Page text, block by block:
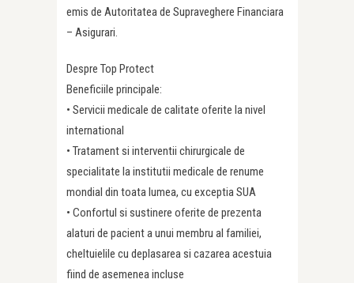
emis de Autoritatea de Supraveghere Financiara
– Asigurari.
Despre Top Protect
Beneficiile principale:
• Servicii medicale de calitate oferite la nivel
international
• Tratament si interventii chirurgicale de
specialitate la institutii medicale de renume
mondial din toata lumea, cu exceptia SUA
• Confortul si sustinere oferite de prezenta
alaturi de pacient a unui membru al familiei,
cheltuielile cu deplasarea si cazarea acestuia
fiind de asemenea incluse